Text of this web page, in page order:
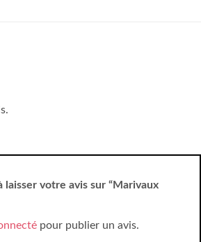
laisser votre avis sur “Marivaux
pour publier un avis.